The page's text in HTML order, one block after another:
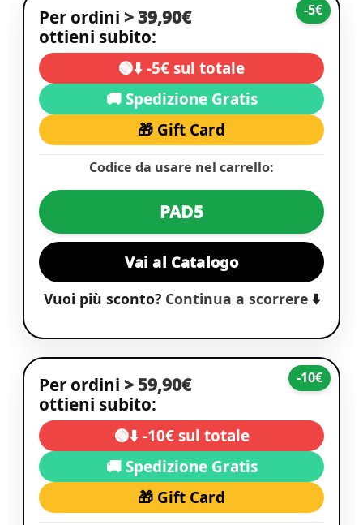
-5€
Per ordini > 39,90€
ottieni subito:
🟢⬇️ -5€ sul totale
🚚 Spedizione Gratis
🎁 Gift Card
Codice da usare nel carrello:
PAD5
Vai al Catalogo
Vuoi più sconto? Continua a scorrere⬇️
-10€
Per ordini > 59,90€
ottieni subito:
🟢⬇️ -10€ sul totale
🚚 Spedizione Gratis
🎁 Gift Card